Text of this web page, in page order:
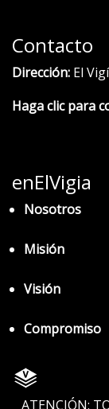
Contacto
Dirección: El
Haga clic para
enElVigia
Nosotros
Misión
Visión
Compromiso
ATENCIÓN: